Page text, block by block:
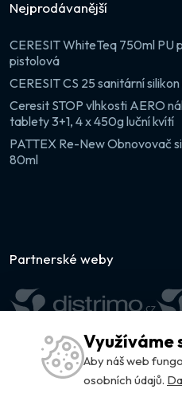
Nejprodávanější
CERESIT WhiteTeq 750ml PU
pistolová
CERESIT CS 25 sanitární
Ceresit STOP vlhkosti AERO
tablety 3+1, 4 x 450g luční kvítí
PATTEX Re-New Obnovovač
80ml
Partnerské weby
© DISTRIMO.CZ 2026
Využíváme
Aby náš web
osobních údajů.